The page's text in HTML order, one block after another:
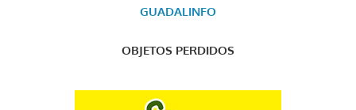
GUADALINFO
OBJETOS PERDIDOS